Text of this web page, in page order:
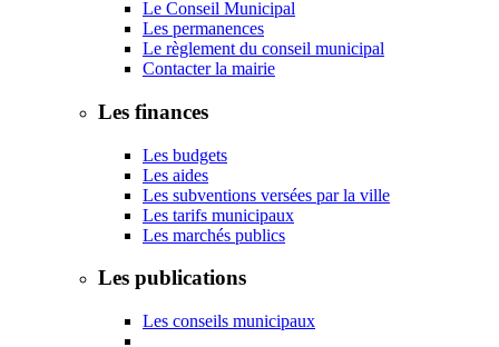
Le Conseil Municipal
Les permanences
Le règlement du conseil municipal
Contacter la mairie
Les finances
Les budgets
Les aides
Les subventions versées par la ville
Les tarifs municipaux
Les marchés publics
Les publications
Les conseils municipaux